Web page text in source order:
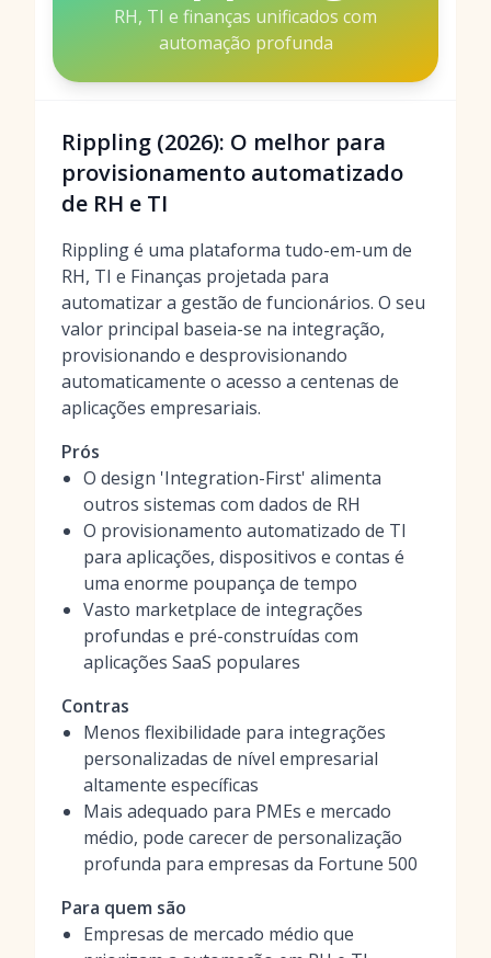
RH, TI e finanças unificados com
automação profunda
Rippling (2026): O melhor para
provisionamento automatizado
de RH e TI
Rippling é uma plataforma tudo-em-um de
RH, TI e Finanças projetada para
automatizar a gestão de funcionários. O seu
valor principal baseia-se na integração,
provisionando e desprovisionando
automaticamente o acesso a centenas de
aplicações empresariais.
Prós
O design 'Integration-First' alimenta
outros sistemas com dados de RH
O provisionamento automatizado de TI
para aplicações, dispositivos e contas é
uma enorme poupança de tempo
Vasto marketplace de integrações
profundas e pré-construídas com
aplicações SaaS populares
Contras
Menos flexibilidade para integrações
personalizadas de nível empresarial
altamente específicas
Mais adequado para PMEs e mercado
médio, pode carecer de personalização
profunda para empresas da Fortune 500
Para quem são
Empresas de mercado médio que